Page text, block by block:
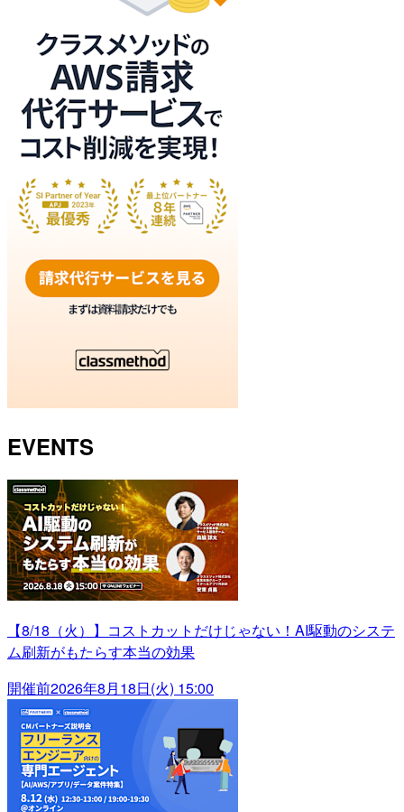
EVENTS
【8/18（火）】コストカットだけじゃない！AI駆動のシステ
ム刷新がもたらす本当の効果
開催前2026年8月18日(火) 15:00